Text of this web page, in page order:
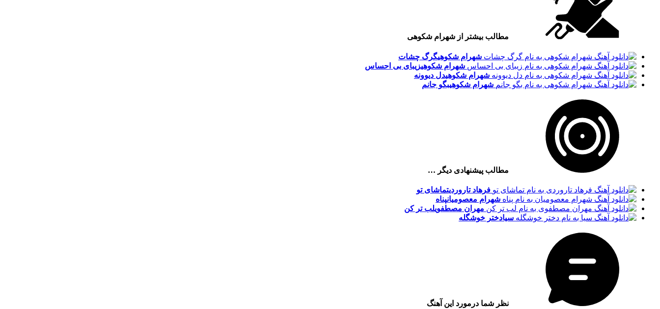
مطالب بیشتر از شهرام شکوهی
شهرام شکوهیگرگ چشات
شهرام شکوهیزیبای بی احساس
شهرام شکوهیدل دیوونه
شهرام شکوهیبگو جانم
مطالب پیشنهادی دیگر …
فرهاد تاروردیتماشای تو
شهرام معصومیانپناه
مهران مصطفویلب تر کن
سیادختر خوشگله
نظر شما درمورد این آهنگ